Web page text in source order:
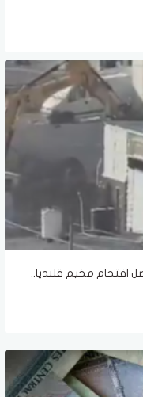
اقتحام مخيم قلنديا..